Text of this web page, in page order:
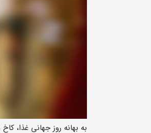
به بهانه روز جهانی غذا،